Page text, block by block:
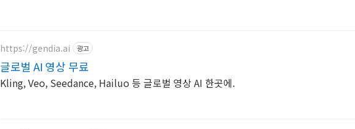
https://gendia.ai 광고
글로벌 AI 영상 무료
Kling, Veo, Seedance, Hailuo 등 글로벌 영상 AI 한곳에.